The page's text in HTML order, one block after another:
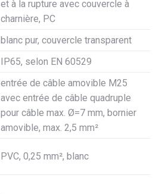
et à la rupture avec couvercle à
charnière, PC
blanc pur, couvercle transparent
IP65, selon EN 60529
entrée de câble amovible M25
avec entrée de câble quadruple
pour câble max. Ø=7 mm, bornier
amovible, max. 2,5 mm²
PVC, 0,25 mm², blanc